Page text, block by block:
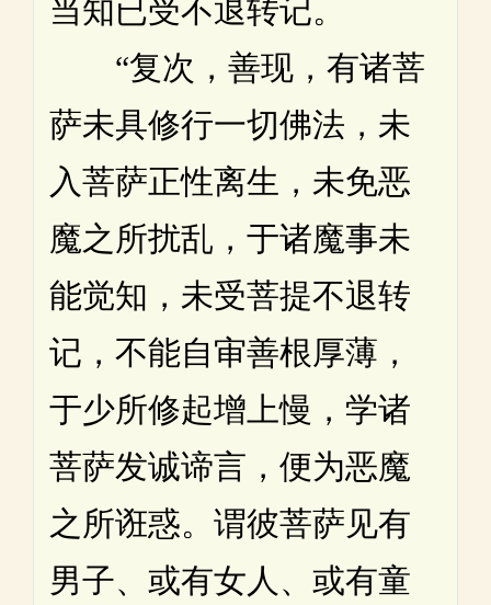
当知已受不退转记。
“复次，善现，有诸菩
萨未具修行一切佛法，未
入菩萨正性离生，未免恶
魔之所扰乱，于诸魔事未
能觉知，未受菩提不退转
记，不能自审善根厚薄，
于少所修起增上慢，学诸
菩萨发诚谛言，便为恶魔
之所诳惑。谓彼菩萨见有
男子、或有女人、或有童